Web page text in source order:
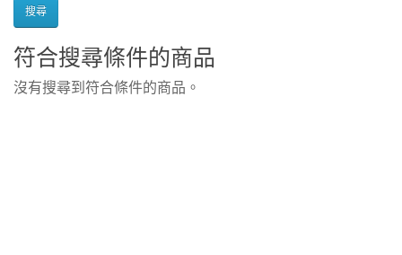
符合搜尋條件的商品
沒有搜尋到符合條件的商品。